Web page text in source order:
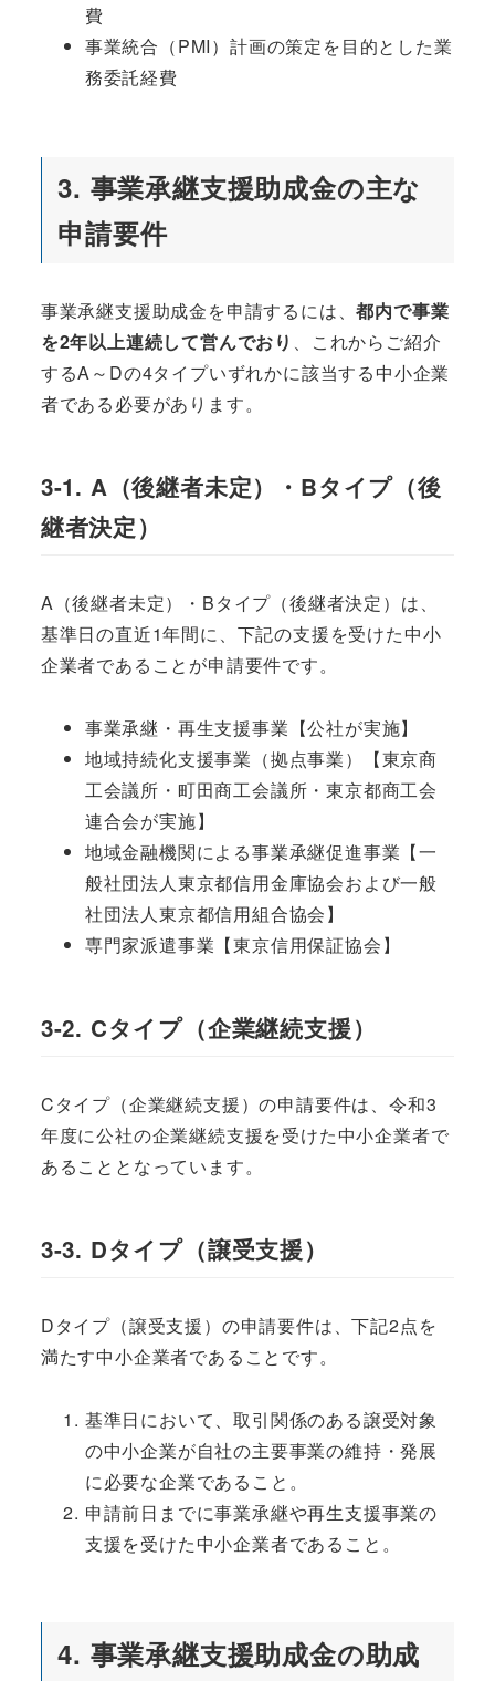
費
事業統合（PMI）計画の策定を目的とした業
務委託経費
3. 事業承継支援助成金の主な
申請要件
事業承継支援助成金を申請するには、都内で事業
を2年以上連続して営んでおり 、これからご紹介
するA～Dの4タイプいずれかに該当する中小企業
者である必要があります。
3-1. A（後継者未定）・Bタイプ（後
継者決定）
A（後継者未定）・Bタイプ（後継者決定）は、
基準日の直近1年間に、下記の支援を受けた中小
企業者であることが申請要件です。
事業承継・再生支援事業【公社が実施】
地域持続化支援事業（拠点事業）【東京商
工会議所・町田商工会議所・東京都商工会
連合会が実施】
地域金融機関による事業承継促進事業【一
般社団法人東京都信用金庫協会および一般
社団法人東京都信用組合協会】
専門家派遣事業【東京信用保証協会】
3-2. Cタイプ（企業継続支援）
Cタイプ（企業継続支援）の申請要件は、令和3
年度に公社の企業継続支援を受けた中小企業者で
あることとなっています。
3-3. Dタイプ（譲受支援）
Dタイプ（譲受支援）の申請要件は、下記2点を
満たす中小企業者であることです。
基準日において、取引関係のある譲受対象
の中小企業が自社の主要事業の維持・発展
に必要な企業であること。
申請前日までに事業承継や再生支援事業の
支援を受けた中小企業者であること。
4. 事業承継支援助成金の助成